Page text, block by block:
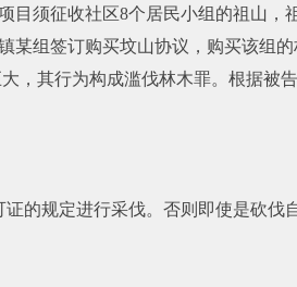
目须征收社区8个居民小组的祖山
某组签订购买坟山协议，购买该组
，其行为构成滥伐林木罪。根据
的规定进行采伐。否则即使是砍伐